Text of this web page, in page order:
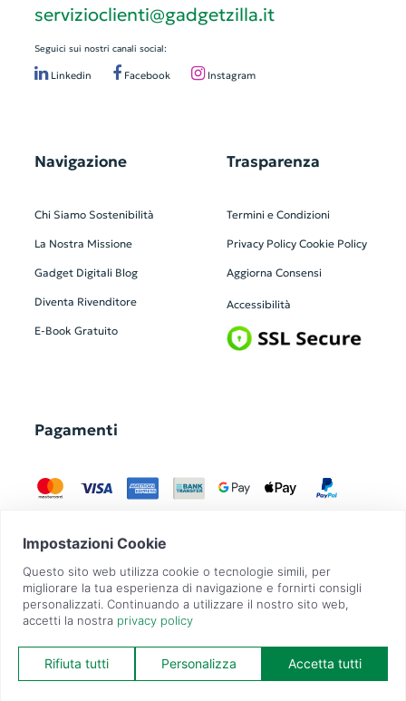
servizioclienti@gadgetzilla.it
Seguici sui nostri canali social:
Linkedin Facebook Instagram
Navigazione
Chi Siamo Sostenibilità
La Nostra Missione
Gadget Digitali Blog
Diventa Rivenditore
E-Book Gratuito
Trasparenza
Termini e Condizioni
Privacy Policy Cookie Policy
Aggiorna Consensi
Accessibilità
Pagamenti
GadgetZilla è un Brand di Overbi S.r.l.| realizzato con Contit
| © 2026 Tutti
i diritti riservati | P.IVA: 09351560967